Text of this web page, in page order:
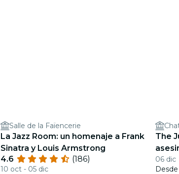
Salle de la Faïencerie
La Jazz Room: un homenaje a Frank
Sinatra y Louis Armstrong
4.6
(186)
10 oct - 05 dic
The
06 dic